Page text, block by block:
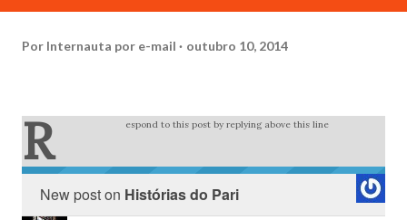
Por Internauta por e-mail outubro 10, 2014
R espond to this post by replying above this line
New post on Histórias do Pari